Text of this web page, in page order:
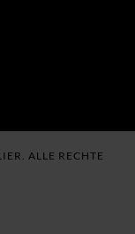
ALLE RECHTE